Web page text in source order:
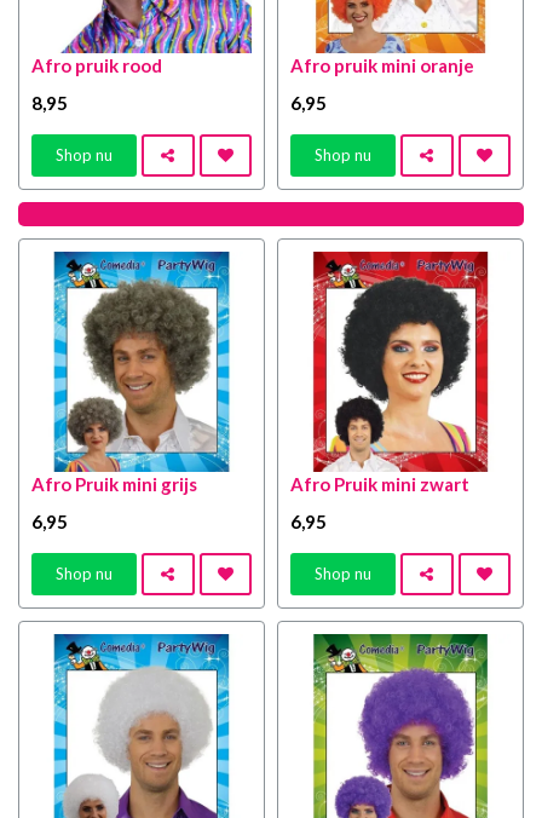
Afro pruik rood
8,95
Shop nu
Afro pruik mini oranje
6,95
Shop nu
Afro Pruik mini grijs
6,95
Shop nu
Afro Pruik mini zwart
6,95
Shop nu